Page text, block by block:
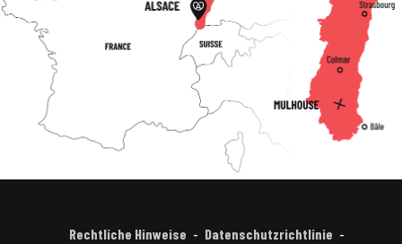
Rechtliche Hinweise
Datenschutzrichtlinie